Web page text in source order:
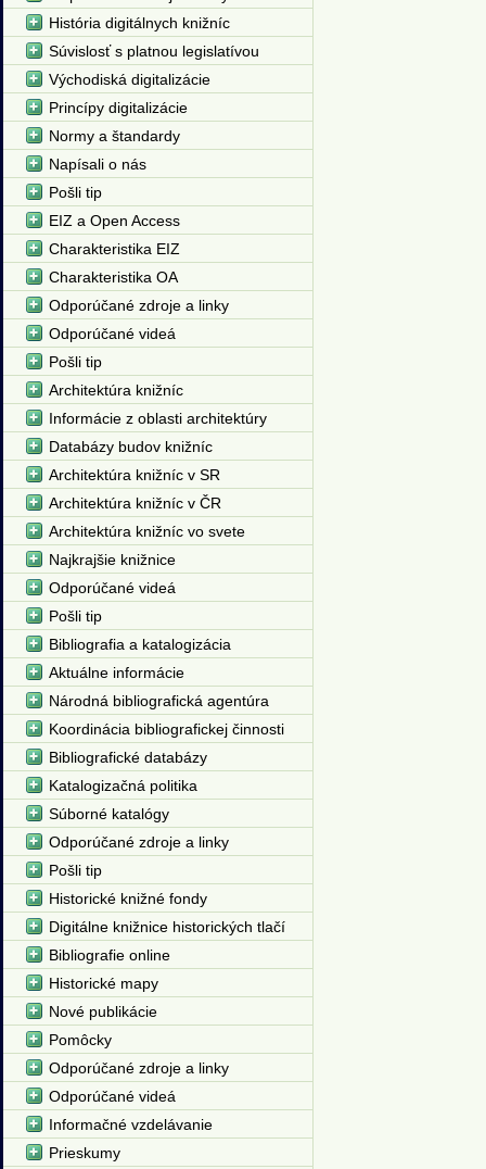
História digitálnych knižníc
Súvislosť s platnou legislatívou
Východiská digitalizácie
Princípy digitalizácie
Normy a štandardy
Napísali o nás
Pošli tip
EIZ a Open Access
Charakteristika EIZ
Charakteristika OA
Odporúčané zdroje a linky
Odporúčané videá
Pošli tip
Architektúra knižníc
Informácie z oblasti architektúry
Databázy budov knižníc
Architektúra knižníc v SR
Architektúra knižníc v ČR
Architektúra knižníc vo svete
Najkrajšie knižnice
Odporúčané videá
Pošli tip
Bibliografia a katalogizácia
Aktuálne informácie
Národná bibliografická agentúra
Koordinácia bibliografickej činnosti
Bibliografické databázy
Katalogizačná politika
Súborné katalógy
Odporúčané zdroje a linky
Pošli tip
Historické knižné fondy
Digitálne knižnice historických tlačí
Bibliografie online
Historické mapy
Nové publikácie
Pomôcky
Odporúčané zdroje a linky
Odporúčané videá
Informačné vzdelávanie
Prieskumy